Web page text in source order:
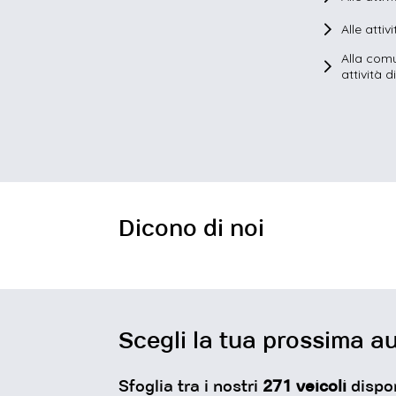
Alle
Alla
attività
Dicono di noi
Scegli la tua prossima
Sfoglia tra i nostri 271 veicoli